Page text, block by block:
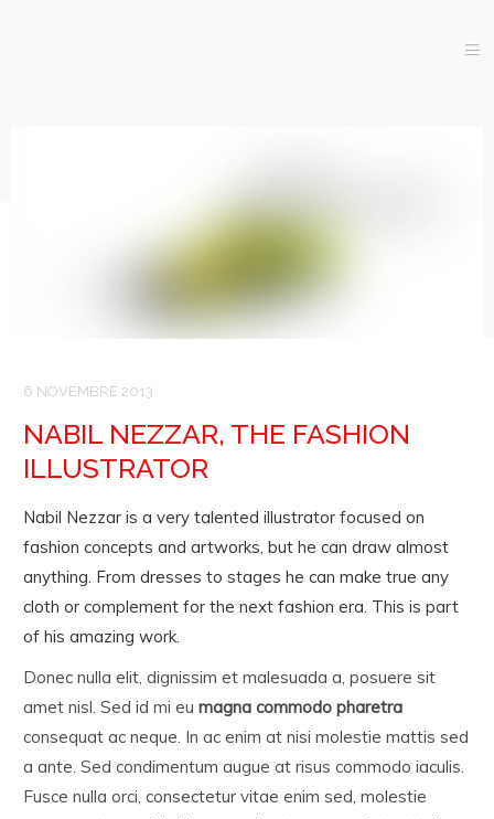
6 NOVEMBRE 2013
NABIL NEZZAR, THE FASHION
ILLUSTRATOR
Nabil Nezzar is a very talented illustrator focused on
fashion concepts and artworks, but he can draw almost
anything. From dresses to stages he can make true any
cloth or complement for the next fashion era. This is part
of his amazing work.
Donec nulla elit, dignissim et malesuada a, posuere sit
amet nisl. Sed id mi eu magna commodo pharetra
consequat ac neque. In ac enim at nisi molestie mattis sed
a ante. Sed condimentum augue at risus commodo iaculis.
Fusce nulla orci, consectetur vitae enim sed, molestie